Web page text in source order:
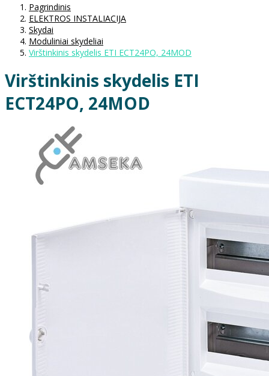
Pagrindinis
ELEKTROS INSTALIACIJA
Skydai
Moduliniai skydeliai
Virštinkinis skydelis ETI ECT24PO, 24MOD
Virštinkinis skydelis ETI
ECT24PO, 24MOD